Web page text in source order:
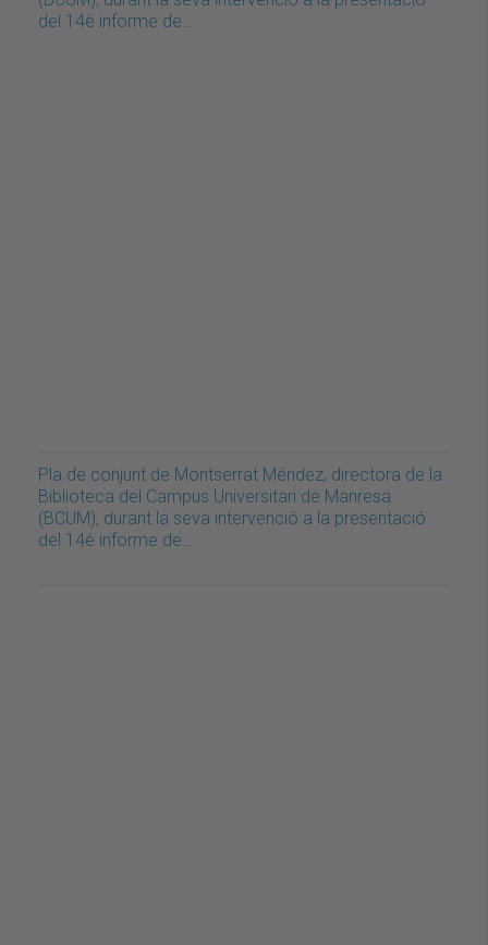
del 14è informe de…
Pla de conjunt de Montserrat Méndez, directora de la
Biblioteca del Campus Universitari de Manresa
(BCUM), durant la seva intervenció a la presentació
del 14è informe de…